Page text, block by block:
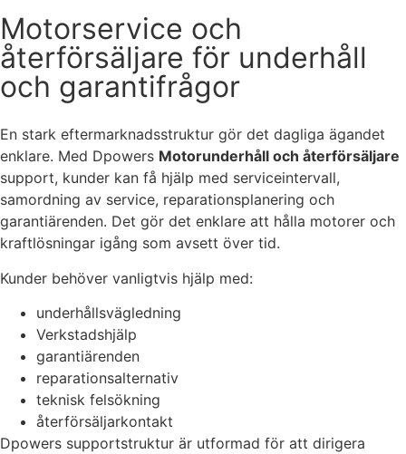
Motorservice och
återförsäljare för underhåll
och garantifrågor
En stark eftermarknadsstruktur gör det dagliga ägandet
enklare. Med Dpowers Motorunderhåll och återförsäljare
support, kunder kan få hjälp med serviceintervall,
samordning av service, reparationsplanering och
garantiärenden. Det gör det enklare att hålla motorer och
kraftlösningar igång som avsett över tid.
Kunder behöver vanligtvis hjälp med:
underhållsvägledning
Verkstadshjälp
garantiärenden
reparationsalternativ
teknisk felsökning
återförsäljarkontakt
Dpowers supportstruktur är utformad för att dirigera
funktionalitet
och
uppbyggnad,
baserat på
hur hemsidan
Upplevelse
För att vår
hemsida ska
prestera så
bra som
ditt besök.
de här
kakorna
kommer viss
funktionalitet
att försvinna
från
hemsidan.